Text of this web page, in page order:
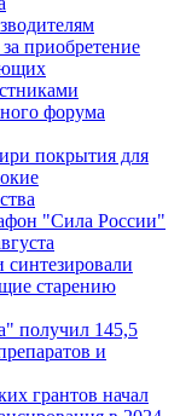
приобретение
форума
покрытия для
"Сила России"
старению
получил 145,5
и
грантов начал